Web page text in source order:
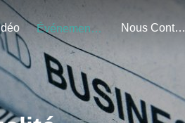
Événements Nous Contacter